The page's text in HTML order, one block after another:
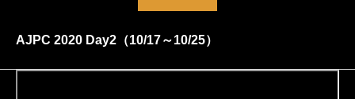
AJPC 2020 Day2（10/17～10/25）